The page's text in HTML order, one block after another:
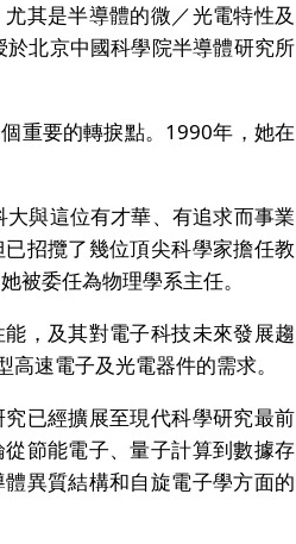
其是半導體的微／光電特性及
北京中國科學院半導體研究所
重要的轉捩點。1990年，她在
與這位有才華、有追求而事業
招攬了幾位頂尖科學家擔任教
被委任為物理學系主任。
，及其對電子科技未來發展趨
速電子及光電器件的需求。
已經擴展至現代科學研究最前
節能電子、量子計算到數據存
異質結構和自旋電子學方面的